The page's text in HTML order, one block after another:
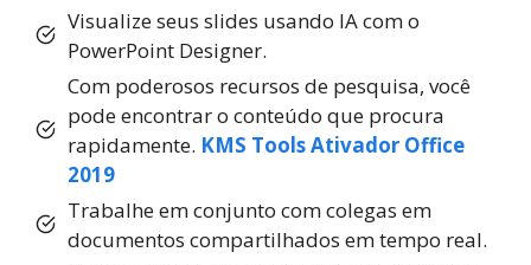
Visualize seus slides usando IA com o
PowerPoint Designer.
Com poderosos recursos de pesquisa, você
pode encontrar o conteúdo que procura
rapidamente. KMS Tools Ativador Office
2019
Trabalhe em conjunto com colegas em
documentos compartilhados em tempo real.